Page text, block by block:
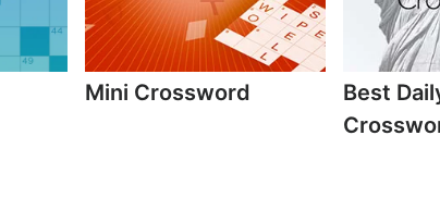
Mini Crossword
Best